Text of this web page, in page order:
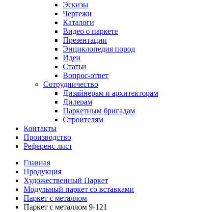
Эскизы
Чертежи
Каталоги
Видео о паркете
Презентации
Энциклопедия пород
Идеи
Статьи
Вопрос-ответ
Сотрудничество
Дизайнерам и архитекторам
Дилерам
Паркетным бригадам
Строителям
Контакты
Производство
Референс лист
Главная
Продукция
Художественный Паркет
Модульный паркет со вставками
Паркет с металлом
Паркет с металлом 9-121